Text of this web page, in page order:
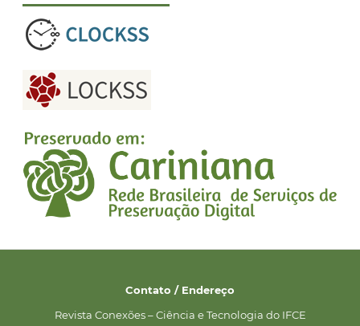
Contato / Endereço
Revista Conexões – Ciência e Tecnologia do IFCE